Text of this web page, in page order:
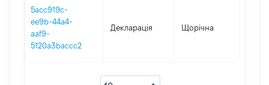
5acc919c-
ee9b-44a4-
aaf9-
5120a3baccc2
Декларація Щорічна